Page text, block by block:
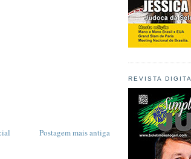
Postagem mais antiga
REVISTA